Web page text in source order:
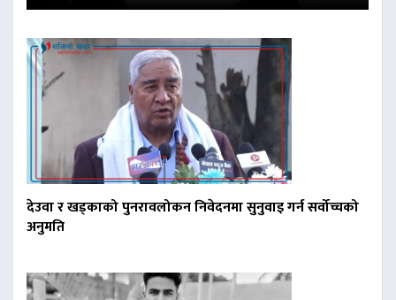
देउवा र खड्काको पुनरावलोकन निवेदनमा सुनुवाइ गर्न सर्वोच्चको
अनुमति